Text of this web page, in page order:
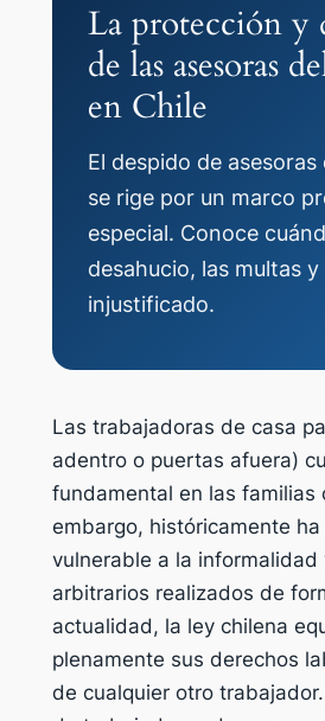
La protección y
de las asesoras
en Chile
El despido de
se rige por un marco
especial. Conoce
desahucio, las multas
injustificado.
Las trabajadoras de casa
adentro o puertas afuera)
fundamental en las familias
embargo, históricamente
vulnerable a la informalidad
arbitrarios realizados de
actualidad, la ley chilena
plenamente sus derechos
de cualquier otro